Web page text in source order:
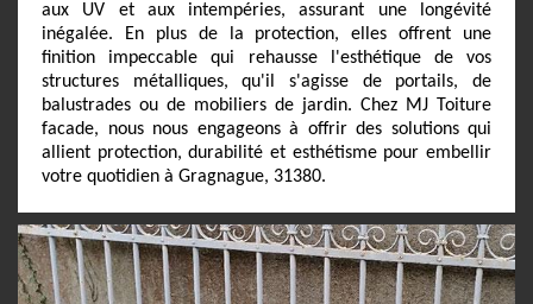
aux UV et aux intempéries, assurant une longévité
inégalée. En plus de la protection, elles offrent une
finition impeccable qui rehausse l'esthétique de vos
structures métalliques, qu'il s'agisse de portails, de
balustrades ou de mobiliers de jardin. Chez MJ Toiture
facade, nous nous engageons à offrir des solutions qui
allient protection, durabilité et esthétisme pour embellir
votre quotidien à Gragnague, 31380.